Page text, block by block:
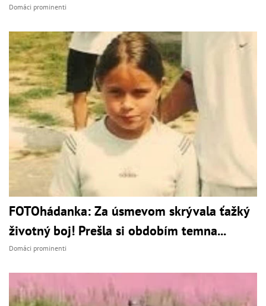
Domáci prominenti
FOTOhádanka: Za úsmevom skrývala ťažký
životný boj! Prešla si obdobím temna...
Domáci prominenti